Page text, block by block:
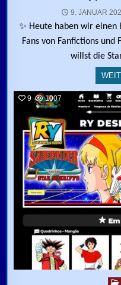
9. JANUAR
✨ Heute haben wir einen
Fans von Fanfictions und
willst die
9 1007